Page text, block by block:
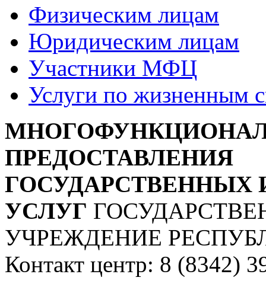
Физическим лицам
Юридическим лицам
Участники МФЦ
Услуги по жизненным
ПРЕДОСТАВЛЕНИЯ
УСЛУГ
УЧРЕЖДЕНИЕ
Контакт центр: 8 (8342)